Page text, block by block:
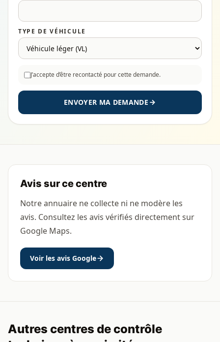
TYPE DE VÉHICULE
J’accepte d’être recontacté pour cette demande.
ENVOYER MA DEMANDE
Avis sur ce centre
Notre annuaire ne collecte ni ne modère les
avis. Consultez les avis vérifiés directement sur
Google Maps.
Voir les avis Google
Autres centres de contrôle